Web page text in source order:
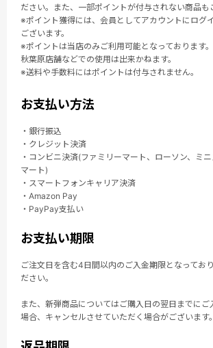
ださい。また、一部ポイントが付与されない商品も
※ポイント獲得には、会員としてアカウントにログ
ございます。
※ポイントは当店のみご利用可能となっております
秋葉原店舗などでの使用は出来かねます。
※送料や手数料にはポイントは付与されません。
お支払い方法
・銀行振込
・クレジット決済
・コンビニ決済(ファミリーマート、ローソン、ミ
マート)
・スマートフォンキャリア決済
・Amazon Pay
・PayPay支払い
お支払い期限
ご注文日を含む4日間以内のご入金期限となってお
ださい。
また、新弾商品についてはご購入日の翌日までに
場合、キャンセルさせていただく場合がございます